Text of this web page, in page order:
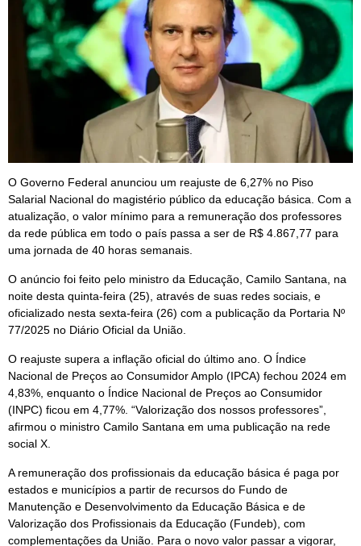
O Governo Federal anunciou um reajuste de 6,27% no Piso
Salarial Nacional do magistério público da educação básica. Com a
atualização, o valor mínimo para a remuneração dos professores
da rede pública em todo o país passa a ser de R$ 4.867,77 para
uma jornada de 40 horas semanais.
O anúncio foi feito pelo ministro da Educação, Camilo Santana, na
noite desta quinta-feira (25), através de suas redes sociais, e
oficializado nesta sexta-feira (26) com a publicação da Portaria Nº
77/2025 no Diário Oficial da União.
O reajuste supera a inflação oficial do último ano. O Índice
Nacional de Preços ao Consumidor Amplo (IPCA) fechou 2024 em
4,83%, enquanto o Índice Nacional de Preços ao Consumidor
(INPC) ficou em 4,77%. “Valorização dos nossos professores”,
afirmou o ministro Camilo Santana em uma publicação na rede
social X.
A remuneração dos profissionais da educação básica é paga por
estados e municípios a partir de recursos do Fundo de
Manutenção e Desenvolvimento da Educação Básica e de
Valorização dos Profissionais da Educação (Fundeb), com
complementações da União. Para o novo valor passar a vigorar,